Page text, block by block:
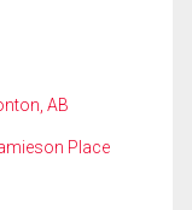
AB
Place